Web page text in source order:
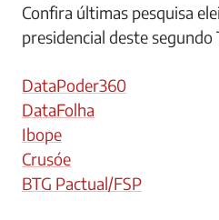
Confira últimas pesquisa
presidencial deste segundo
DataPoder360
DataFolha
Ibope
Crusóe
BTG Pactual/FSP